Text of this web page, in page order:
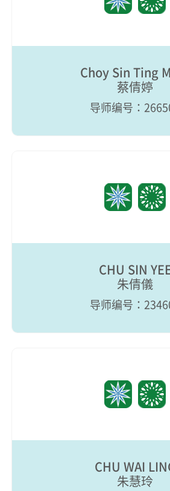
Choy Sin Ting
蔡倩婷
导师编号：
CHU SIN
朱倩儀
导师编号：
CHU WAI
朱慧玲